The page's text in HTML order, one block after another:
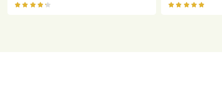
pokrm z jednoho hrnce
bezlepkový